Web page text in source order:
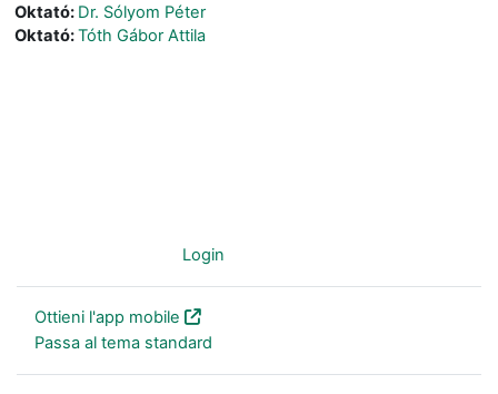
Oktató: Dr. Sólyom Péter
Oktató:Tóth Gábor Attila
Login
Ottieni l'app mobile
Passa al tema standard